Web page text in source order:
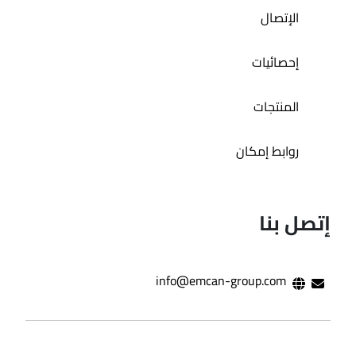
الإتصال
إحصائيات
المنتجات
روابط إمكان
إتصل بنا
info@emcan-group.com